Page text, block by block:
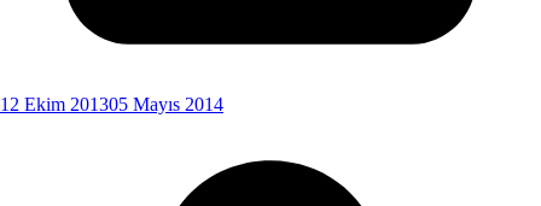
12 Ekim 201305 Mayıs 2014